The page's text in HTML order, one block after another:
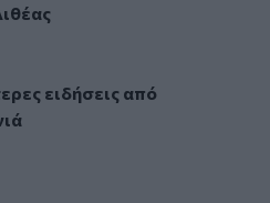
ειδήσεις από